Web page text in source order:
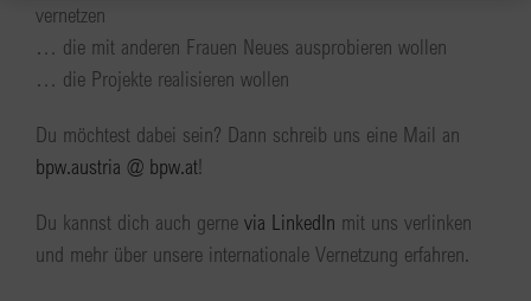
vernetzen
… die mit anderen Frauen Neues ausprobieren wollen
… die Projekte realisieren wollen
Du möchtest dabei sein? Dann schreib uns eine Mail an
bpw.austria @ bpw.at!
Du kannst dich auch gerne via LinkedIn mit uns verlinken
und mehr über unsere internationale Vernetzung erfahren.